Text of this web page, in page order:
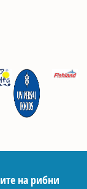
на рибни